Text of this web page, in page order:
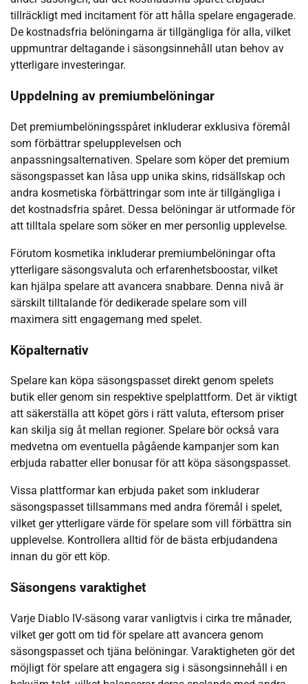
tillräckligt med incitament för att hålla spelare engagerade.
De kostnadsfria belöningarna är tillgängliga för alla, vilket
uppmuntrar deltagande i säsongsinnehåll utan behov av
ytterligare investeringar.
Uppdelning av premiumbelöningar
Det premiumbelöningsspåret inkluderar exklusiva föremål
som förbättrar spelupplevelsen och
anpassningsalternativen. Spelare som köper det premium
säsongspasset kan låsa upp unika skins, ridsällskap och
andra kosmetiska förbättringar som inte är tillgängliga i
det kostnadsfria spåret. Dessa belöningar är utformade för
att tilltala spelare som söker en mer personlig upplevelse.
Förutom kosmetika inkluderar premiumbelöningar ofta
ytterligare säsongsvaluta och erfarenhetsboostar, vilket
kan hjälpa spelare att avancera snabbare. Denna nivå är
särskilt tilltalande för dedikerade spelare som vill
maximera sitt engagemang med spelet.
Köpalternativ
Spelare kan köpa säsongspasset direkt genom spelets
butik eller genom sin respektive spelplattform. Det är viktigt
att säkerställa att köpet görs i rätt valuta, eftersom priser
kan skilja sig åt mellan regioner. Spelare bör också vara
medvetna om eventuella pågående kampanjer som kan
erbjuda rabatter eller bonusar för att köpa säsongspasset.
Vissa plattformar kan erbjuda paket som inkluderar
säsongspasset tillsammans med andra föremål i spelet,
vilket ger ytterligare värde för spelare som vill förbättra sin
upplevelse. Kontrollera alltid för de bästa erbjudandena
innan du gör ett köp.
Säsongens varaktighet
Varje Diablo IV-säsong varar vanligtvis i cirka tre månader,
vilket ger gott om tid för spelare att avancera genom
säsongspasset och tjäna belöningar. Varaktigheten gör det
möjligt för spelare att engagera sig i säsongsinnehåll i en